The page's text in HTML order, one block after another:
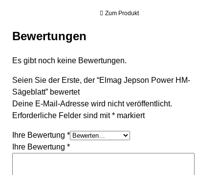
Zum Produkt
Bewertungen
Es gibt noch keine Bewertungen.
Seien Sie der Erste, der “Elmag Jepson Power HM-
Sägeblatt” bewertet
Deine E-Mail-Adresse wird nicht veröffentlicht.
Erforderliche Felder sind mit* markiert
Ihre Bewertung *
Ihre Bewertung *